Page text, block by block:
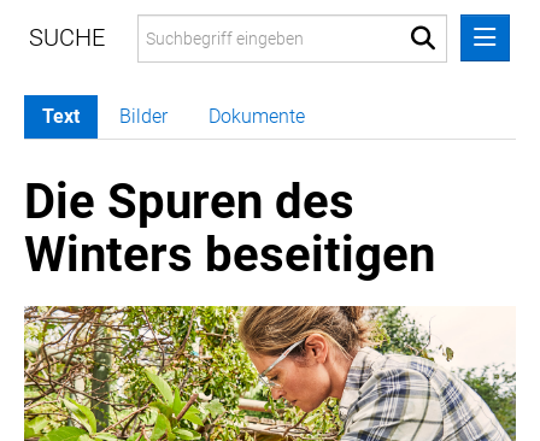
MELDUNGEN
PRESSEMITTEILUNGEN
MEDIA
PRESSEKONTAKT
Text Bilder Dokumente
Die Spuren des
Winters beseitigen